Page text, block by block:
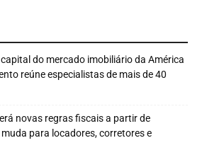
do mercado imobiliário da América
reúne especialistas de mais de 40
novas regras fiscais a partir de
para locadores, corretores e